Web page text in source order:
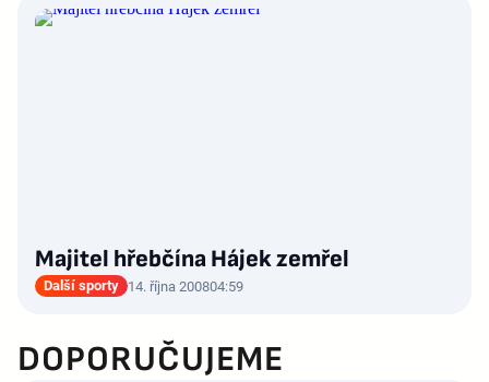
Majitel hřebčína Hájek zemřel
Další sporty 14. října 200804:59
DOPORUČUJEME